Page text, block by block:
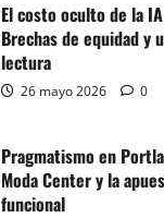
El costo oculto de la
Brechas de equidad y
lectura
26 mayo 2026 0
Pragmatismo en
Moda Center y la
funcional